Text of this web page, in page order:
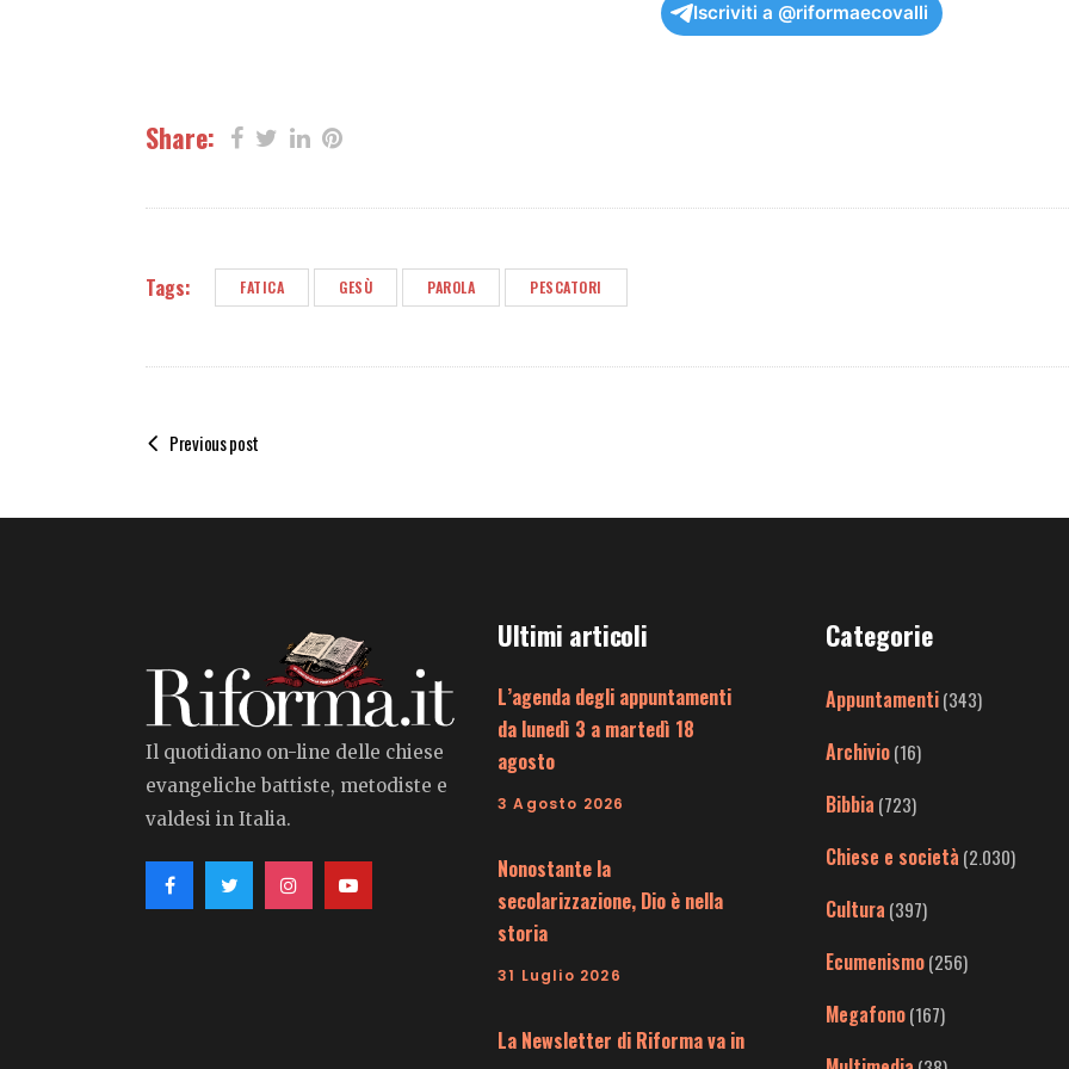
Iscriviti a @riformaecovalli
Share:
Tags: FATICA GESÙ PAROLA PESCATORI
Previous post
Il quotidiano on-line delle chiese
evangeliche battiste, metodiste e
valdesi in Italia.
Ultimi articoli
L’agenda degli appuntamenti
da lunedì 3 a martedì 18
agosto
3 Agosto 2026
Nonostante la
secolarizzazione, Dio è nella
storia
31 Luglio 2026
La Newsletter di Riforma va in
Categorie
Appuntamenti(343)
Archivio(16)
Bibbia (723)
Chiese e società (2.030)
Cultura (397)
Ecumenismo(256)
Megafono(167)